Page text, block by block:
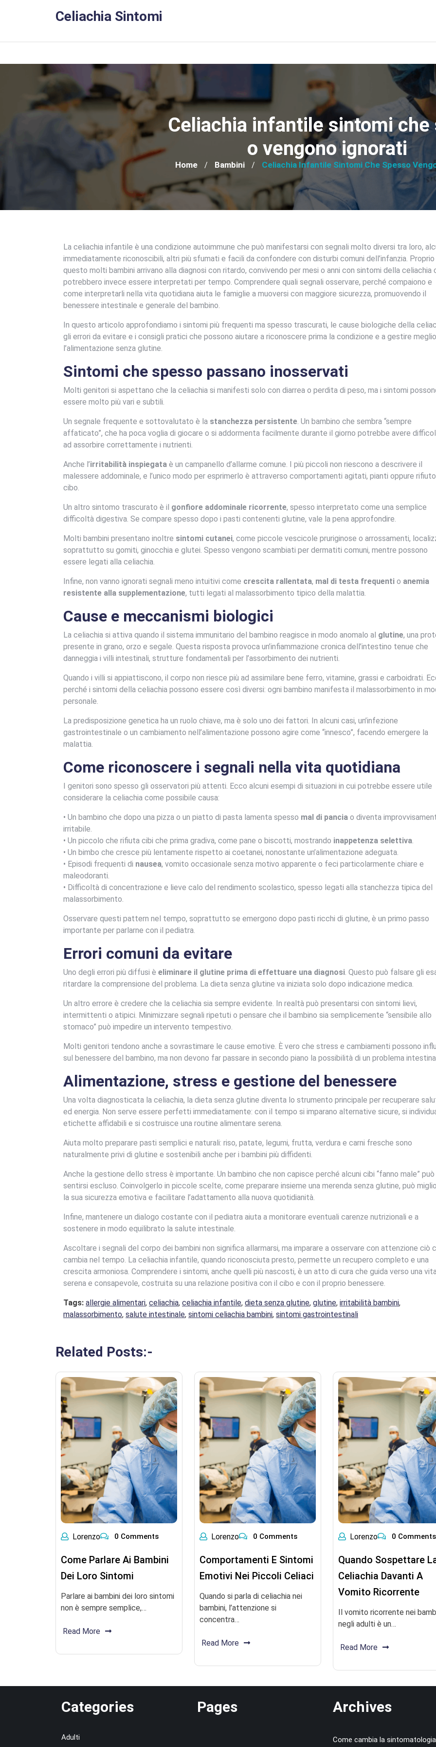
Celiachia Sintomi
Celiachia infantile sintomi che
o vengono ignorati
Home / Bambini / Celiachia Infantile Sintomi Che Spesso
La celiachia infantile è una condizione autoimmune che può manifestarsi con segnali molto diversi tra loro,
immediatamente riconoscibili, altri più sfumati e facili da confondere con disturbi comuni dell’infanzia.
questo molti bambini arrivano alla diagnosi con ritardo, convivendo per mesi o anni con sintomi della celiachia
potrebbero invece essere interpretati per tempo. Comprendere quali segnali osservare, perché compaiono e
come interpretarli nella vita quotidiana aiuta le famiglie a muoversi con maggiore sicurezza, promuovendo il
benessere intestinale e generale del bambino.
In questo articolo approfondiamo i sintomi più frequenti ma spesso trascurati, le cause biologiche della
gli errori da evitare e i consigli pratici che possono aiutare a riconoscere prima la condizione e a gestire meglio
l’alimentazione senza glutine.
Sintomi che spesso passano inosservati
Molti genitori si aspettano che la celiachia si manifesti solo con diarrea o perdita di peso, ma i sintomi
essere molto più vari e subtili.
Un segnale frequente e sottovalutato è la stanchezza persistente. Un bambino che sembra “sempre
affaticato”, che ha poca voglia di giocare o si addormenta facilmente durante il giorno potrebbe avere
ad assorbire correttamente i nutrienti.
Anche l’irritabilità inspiegata è un campanello d’allarme comune. I più piccoli non riescono a descrivere il
malessere addominale, e l’unico modo per esprimerlo è attraverso comportamenti agitati, pianti oppure
cibo.
Un altro sintomo trascurato è il gonfiore addominale ricorrente, spesso interpretato come una semplice
difficoltà digestiva. Se compare spesso dopo i pasti contenenti glutine, vale la pena approfondire.
Molti bambini presentano inoltre sintomi cutanei, come piccole vescicole pruriginose o arrossamenti,
soprattutto su gomiti, ginocchia e glutei. Spesso vengono scambiati per dermatiti comuni, mentre possono
essere legati alla celiachia.
Infine, non vanno ignorati segnali meno intuitivi come crescita rallentata, mal di testa frequenti o anemia
resistente alla supplementazione, tutti legati al malassorbimento tipico della malattia.
Cause e meccanismi biologici
La celiachia si attiva quando il sistema immunitario del bambino reagisce in modo anomalo al glutine, una
presente in grano, orzo e segale. Questa risposta provoca un’infiammazione cronica dell’intestino tenue che
danneggia i villi intestinali, strutture fondamentali per l’assorbimento dei nutrienti.
Quando i villi si appiattiscono, il corpo non riesce più ad assimilare bene ferro, vitamine, grassi e carboidrati.
perché i sintomi della celiachia possono essere così diversi: ogni bambino manifesta il malassorbimento in
personale.
La predisposizione genetica ha un ruolo chiave, ma è solo uno dei fattori. In alcuni casi, un’infezione
gastrointestinale o un cambiamento nell’alimentazione possono agire come “innesco”, facendo emergere la
malattia.
Come riconoscere i segnali nella vita quotidiana
I genitori sono spesso gli osservatori più attenti. Ecco alcuni esempi di situazioni in cui potrebbe essere utile
considerare la celiachia come possibile causa:
• Un bambino che dopo una pizza o un piatto di pasta lamenta spesso mal di pancia o diventa
irritabile.
• Un piccolo che rifiuta cibi che prima gradiva, come pane o biscotti, mostrando inappetenza selettiva.
• Un bimbo che cresce più lentamente rispetto ai coetanei, nonostante un’alimentazione adeguata.
• Episodi frequenti di nausea, vomito occasionale senza motivo apparente o feci particolarmente chiare e
maleodoranti.
• Difficoltà di concentrazione e lieve calo del rendimento scolastico, spesso legati alla stanchezza tipica del
malassorbimento.
Osservare questi pattern nel tempo, soprattutto se emergono dopo pasti ricchi di glutine, è un primo passo
importante per parlarne con il pediatra.
Errori comuni da evitare
Uno degli errori più diffusi è eliminare il glutine prima di effettuare una diagnosi. Questo può falsare gli
ritardare la comprensione del problema. La dieta senza glutine va iniziata solo dopo indicazione medica.
Un altro errore è credere che la celiachia sia sempre evidente. In realtà può presentarsi con sintomi lievi,
intermittenti o atipici. Minimizzare segnali ripetuti o pensare che il bambino sia semplicemente “sensibile allo
stomaco” può impedire un intervento tempestivo.
Molti genitori tendono anche a sovrastimare le cause emotive. È vero che stress e cambiamenti possono
sul benessere del bambino, ma non devono far passare in secondo piano la possibilità di un problema
Alimentazione, stress e gestione del benessere
Una volta diagnosticata la celiachia, la dieta senza glutine diventa lo strumento principale per recuperare
ed energia. Non serve essere perfetti immediatamente: con il tempo si imparano alternative sicure, si
etichette affidabili e si costruisce una routine alimentare serena.
Aiuta molto preparare pasti semplici e naturali: riso, patate, legumi, frutta, verdura e carni fresche sono
naturalmente privi di glutine e sostenibili anche per i bambini più diffidenti.
Anche la gestione dello stress è importante. Un bambino che non capisce perché alcuni cibi “fanno male” può
sentirsi escluso. Coinvolgerlo in piccole scelte, come preparare insieme una merenda senza glutine, può
la sua sicurezza emotiva e facilitare l’adattamento alla nuova quotidianità.
Infine, mantenere un dialogo costante con il pediatra aiuta a monitorare eventuali carenze nutrizionali e a
sostenere in modo equilibrato la salute intestinale.
Ascoltare i segnali del corpo dei bambini non significa allarmarsi, ma imparare a osservare con attenzione ciò
cambia nel tempo. La celiachia infantile, quando riconosciuta presto, permette un recupero completo e una
crescita armoniosa. Comprendere i sintomi, anche quelli più nascosti, è un atto di cura che guida verso una
serena e consapevole, costruita su una relazione positiva con il cibo e con il proprio benessere.
Tags: allergie alimentari, celiachia, celiachia infantile, dieta senza glutine, glutine, irritabilità bambini,
malassorbimento, salute intestinale, sintomi celiachia bambini, sintomi gastrointestinali
Related Posts:-
Lorenzo 0 Comments
Come Parlare Ai Bambini
Dei Loro Sintomi
Parlare ai bambini dei loro sintomi
non è sempre semplice,…
Read More
Lorenzo 0 Comments
Comportamenti E Sintomi
Emotivi Nei Piccoli Celiaci
Quando si parla di celiachia nei
bambini, l’attenzione si
concentra…
Read More
Lorenzo 0 Comments
Quando Sospettare
Celiachia Davanti A
Vomito Ricorrente
Il vomito ricorrente nei
negli adulti è un…
Read More
Categories
Adulti
Pages Archives
Come cambia la